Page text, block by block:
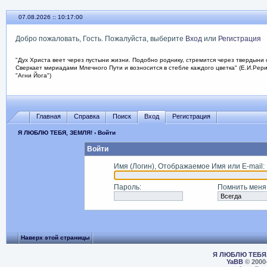
07.08.2026 :: 10:17:00
Добро пожаловать, Гость. Пожалуйста, выберите Входили Регистрация
"Дух Христа веет через пустыни жизни. Подобно роднику, стремится через твердыни
Сверкает мириадами Млечного Пути и возносится в стебле каждого цветка"
"Агни Йога")
Главная Справка Поиск Вход Регистрация
Я ЛЮБЛЮ ТЕБЯ, ЗЕМЛЯ!› Войти
Войти
Имя (Логин), Отображаемое Имя или E-mail :
Пароль: Помнить меня
Наверх этой страницы
Я ЛЮБЛЮ
YaBB©